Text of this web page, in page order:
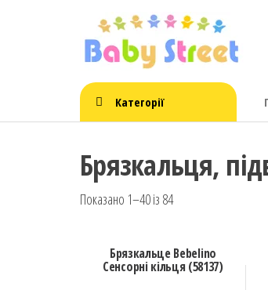
Категорії
Брязкальця,
Показано 1–40 із 84
Брязкальце Bebelino
Сенсорні кільця (58137)